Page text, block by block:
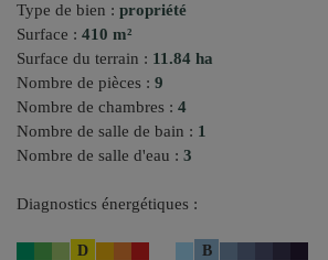
Type de bien : propriété
Surface : 410 m²
Surface du terrain : 11.84 ha
Nombre de pièces : 9
Nombre de chambres : 4
Nombre de salle de bain : 1
Nombre de salle d'eau : 3
Diagnostics énergétiques :
D B